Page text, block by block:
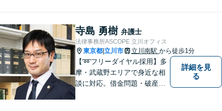
い！
寺島 勇樹 弁護士
法律事務所ASCOPE 立川オフィス
東京都 立川市 立川南駅 から徒歩1分
【➿フリーダイヤル採用】多
摩・武蔵野エリアで身近な相
談に対応。借金問題・破産
詳細を見
る